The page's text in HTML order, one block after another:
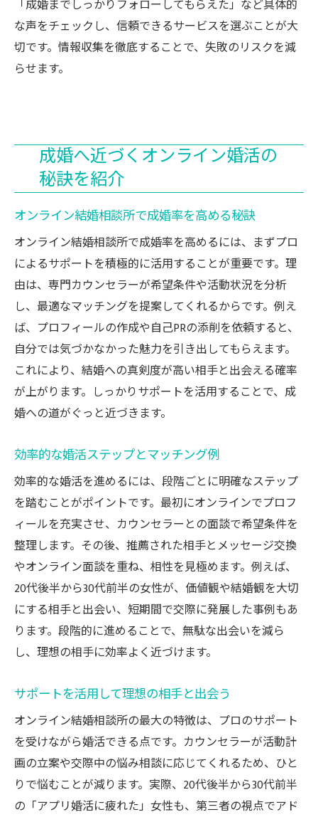
「成婚までしっかりフォローしてもらえた」など具体的
な声をチェックし、信頼できるサービスを選ぶことが大
切です。情報収集を徹底することで、失敗のリスクを減
らせます。
成婚へ近づくオンライン婚活の
秘訣を紹介
オンライン結婚相談所で成婚率を高める秘訣
オンライン結婚相談所で成婚率を高めるには、まずプロ
によるサポートを積極的に活用することが重要です。理
由は、専門カウンセラーが希望条件や活動状況を分析
し、最適なマッチングを提案してくれるからです。例え
ば、プロフィールの作成や自己PRの添削を依頼すると、
自分では気づかなかった魅力を引き出してもらえます。
これにより、結婚への真剣度が高い相手と出会える確率
が上がります。しっかりサポートを活用することで、成
婚への道がぐっと近づきます。
効率的な婚活ステップとマッチング例
効率的な婚活を進めるには、段階ごとに明確なステップ
を踏むことがポイントです。最初にオンラインでプロフ
ィールを充実させ、カウンセラーとの面談で希望条件を
整理します。その後、推薦された相手とメッセージ交換
やオンライン面談を重ね、相性を見極めます。例えば、
20代後半から30代前半の女性が、価値観や結婚観を大切
にする相手と出会い、短期間で交際に発展した事例もあ
ります。段階的に進めることで、無駄な出会いを減ら
し、理想の相手に効率よく近づけます。
サポートを活用して理想の相手と出会う
オンライン結婚相談所の最大の特徴は、プロのサポート
を受けながら婚活できる点です。カウンセラーが活動計
画の立案や交際中の悩み相談に応じてくれるため、ひと
りで悩むことが減ります。実際、20代後半から30代前半
の「アプリ婚活に疲れた」女性も、第三者の視点でアド